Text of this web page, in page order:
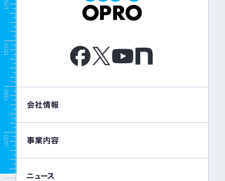
会社情報
事業内容
ニュース